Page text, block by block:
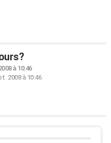
à 10:46
2008 à 10:46